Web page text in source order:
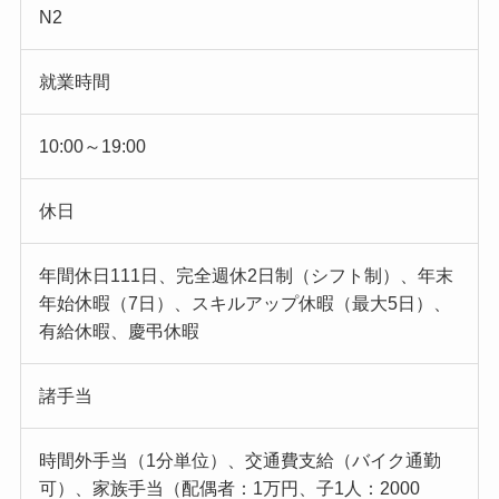
N2
就業時間
10:00～19:00
休日
年間休日111日、完全週休2日制（シフト制）、年末
年始休暇（7日）、スキルアップ休暇（最大5日）、
有給休暇、慶弔休暇
諸手当
時間外手当（1分単位）、交通費支給（バイク通勤
可）、家族手当（配偶者：1万円、子1人：2000